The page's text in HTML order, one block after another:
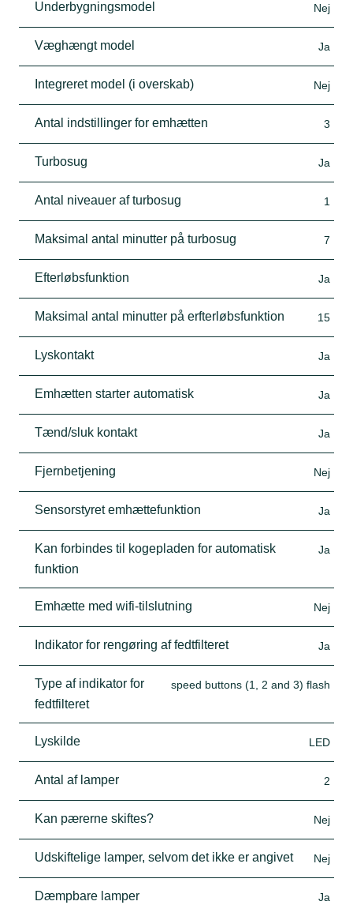
Underbygningsmodel Nej
Væghængt model Ja
Integreret model (i overskab) Nej
Antal indstillinger for emhætten 3
Turbosug Ja
Antal niveauer af turbosug 1
Maksimal antal minutter på turbosug 7
Efterløbsfunktion Ja
Maksimal antal minutter på erfterløbsfunktion 15
Lyskontakt Ja
Emhætten starter automatisk Ja
Tænd/sluk kontakt Ja
Fjernbetjening Nej
Sensorstyret emhættefunktion Ja
Kan forbindes til kogepladen for automatisk
funktion
Ja
Emhætte med wifi-tilslutning Nej
Indikator for rengøring af fedtfilteret Ja
Type af indikator for
fedtfilteret
speed buttons (1, 2 and 3) flash
Lyskilde LED
Antal af lamper 2
Kan pærerne skiftes? Nej
Udskiftelige lamper, selvom det ikke er angivet Nej
Dæmpbare lamper Ja